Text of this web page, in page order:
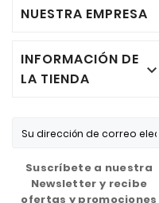
NUESTRA EMPRESA
INFORMACIÓN DE
LA TIENDA

Suscríbete a nuestra
Newsletter y recibe
ofertas y promociones